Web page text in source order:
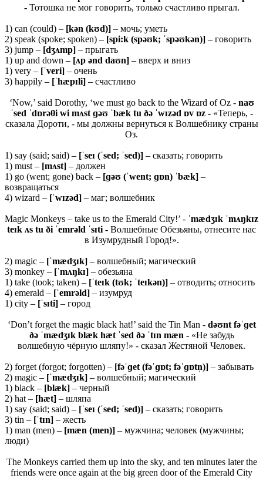
- Тотошка не мог говорить, только счастливо прыгал.
1) can (could) – [kən (kʊd)] – мочь; уметь
2) speak (spoke; spoken) – [spi:k (spəʊk; ˈspəʊkən)] – говорить
3) jump – [dʒʌmp] – прыгать
1) up and down – [ʌp ənd daʊn] – вверх и вниз
1) very – [ˈveri] – очень
3) happily – [ˈhæpɪli] – счастливо
‘Now,’ said Dorothy, ‘we must go back to the Wizard of Oz - naʊ
ˈsed ˈdɒrəθi wi mʌst ɡəʊ ˈbæk tu ðə ˈwɪzəd ɒv ɒz - «Теперь, -
сказала Дороти, - мы должны вернуться к Волшебнику страны
Оз.
1) say (said; said) – [ˈseɪ (ˈsed; ˈsed)] – сказать; говорить
1) must – [mʌst] – должен
1) go (went; gone) back – [ɡəʊ (ˈwent; ɡɒn) ˈbæk] –
возвращаться
4) wizard – [ˈwɪzəd] – маг; волшебник
Magic Monkeys – take us to the Emerald City!’ - ˈmædʒɪk ˈmʌŋkɪz
teɪk ʌs tu ði ˈemrəld ˈsɪti - Волшебные Обезьяны, отнесите нас
в Изумрудный Город!».
2) magic – [ˈmædʒɪk] – волшебный; магический
3) monkey – [ˈmʌŋkɪ] – обезьяна
1) take (took; taken) – [ˈteɪk (tʊk; ˈteɪkən)] – отводить; относить
4) emerald – [ˈemrəld] – изумруд
1) city – [ˈsɪti] – город
‘Don’t forget the magic black hat!’ said the Tin Man - dəʊnt fəˈɡet
ðə ˈmædʒɪk blæk hæt ˈsed ðə ˈtɪn mæn - «Не забудь
волшебную чёрную шляпу!» - сказал Жестяной Человек.
2) forget (forgot; forgotten) – [fəˈɡet (fəˈɡɒt; fəˈɡɒtn̩)] – забывать
2) magic – [ˈmædʒɪk] – волшебный; магический
1) black – [blæk] – черный
2) hat – [hæt] – шляпа
1) say (said; said) – [ˈseɪ (ˈsed; ˈsed)] – сказать; говорить
3) tin – [ˈtɪn] – жесть
1) man (men) – [mæn (men)] – мужчина; человек (мужчины;
люди)
The Monkeys carried them up into the sky, and ten minutes later the
friends were once again at the big green door of the Emerald City